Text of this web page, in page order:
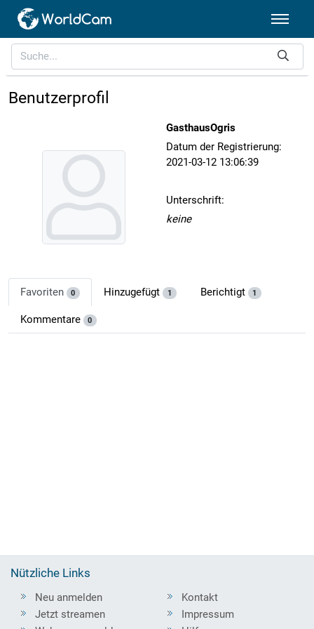
Benutzerprofil
GasthausOgris
Datum der Registrierung:
2021-03-12 13:06:39
Unterschrift:
keine
Favoriten 0 Hinzugefügt 1 Berichtigt 1
Kommentare 0
Nützliche Links
Neu anmelden
Jetzt streamen
Kontakt
Impressum